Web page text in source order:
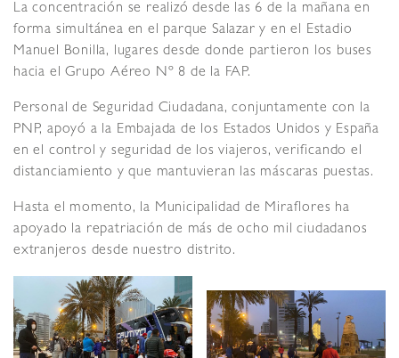
La concentración se realizó desde las 6 de la mañana en
forma simultánea en el parque Salazar y en el Estadio
Manuel Bonilla, lugares desde donde partieron los buses
hacia el Grupo Aéreo Nº 8 de la FAP.
Personal de Seguridad Ciudadana, conjuntamente con la
PNP, apoyó a la Embajada de los Estados Unidos y España
en el control y seguridad de los viajeros, verificando el
distanciamiento y que mantuvieran las máscaras puestas.
Hasta el momento, la Municipalidad de Miraflores ha
apoyado la repatriación de más de ocho mil ciudadanos
extranjeros desde nuestro distrito.